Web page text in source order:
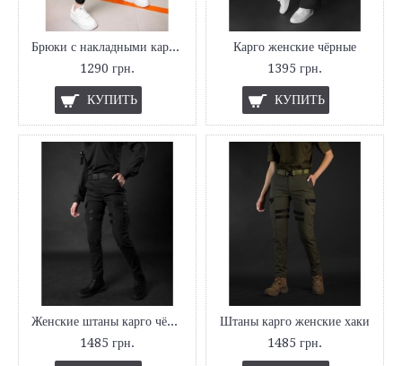
Брюки с накладными карманами женские
1290 грн.
КУПИТЬ
Карго женские чёрные
1395 грн.
КУПИТЬ
Женские штаны карго чёрные
1485 грн.
Штаны карго женские хаки
1485 грн.